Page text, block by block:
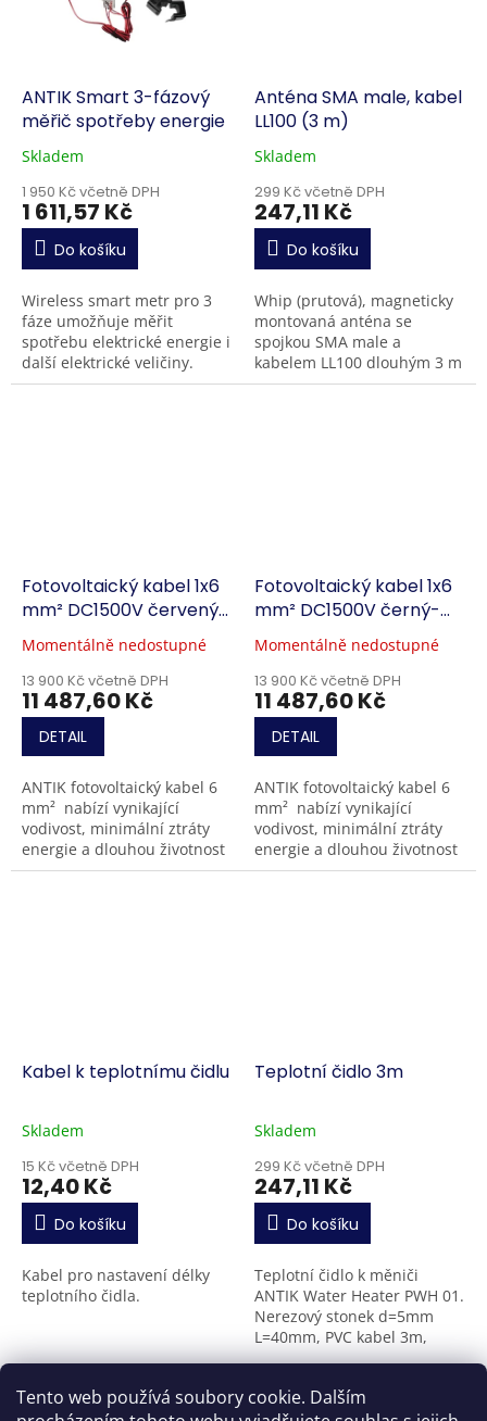
Tento web používá soubory cookie. Dalším
ANTIK Smart 3-fázový
měřič spotřeby energie
Skladem
1 950 Kč včetně DPH
1 611,57 Kč
Do košíku
Wireless smart metr pro 3
fáze umožňuje měřit
spotřebu elektrické energie i
další elektrické veličiny.
Kromě toho je však schopno
Anténa SMA male, kabel
LL100 (3 m)
Skladem
299 Kč včetně DPH
247,11 Kč
Do košíku
Whip (prutová), magneticky
montovaná anténa se
spojkou SMA male a
kabelem LL100 dlouhým 3 m
Fotovoltaický kabel 1x6
mm² DC1500V červený-
Momentálně nedostupné
13 900 Kč včetně DPH
11 487,60 Kč
DETAIL
ANTIK fotovoltaický kabel 6
mm² nabízí vynikající
vodivost, minimální ztráty
energie a dlouhou životnost
až 25 let. Je odolný vůči UV
Fotovoltaický kabel 1x6
mm² DC1500V černý-
Momentálně nedostupné
13 900 Kč včetně DPH
11 487,60 Kč
DETAIL
ANTIK fotovoltaický kabel 6
mm² nabízí vynikající
vodivost, minimální ztráty
energie a dlouhou životnost
až 25 let. Je odolný vůči UV
Kabel k teplotnímu čidlu
Skladem
15 Kč včetně DPH
12,40 Kč
Do košíku
Kabel pro nastavení délky
teplotního čidla.
Teplotní čidlo 3m
Skladem
299 Kč včetně DPH
247,11 Kč
Do košíku
Teplotní čidlo k měniči
ANTIK Water Heater PWH 01.
Nerezový stonek d=5mm
L=40mm, PVC kabel 3m,
teplotní rozsah -30..+85°C,
O
8položek celkem